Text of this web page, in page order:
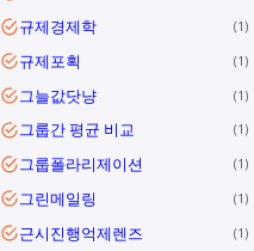
규제경제학 1
규제포획 1
그늘값닷냥 1
그룹간 평균 비교 1
그룹폴라리제이션 1
그린메일링 1
근시진행억제렌즈 1